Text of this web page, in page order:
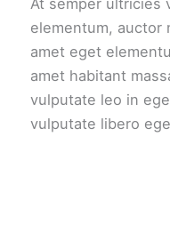
At semper ultricies
elementum, auctor
amet eget
amet habitant
vulputate leo in
vulputate libero